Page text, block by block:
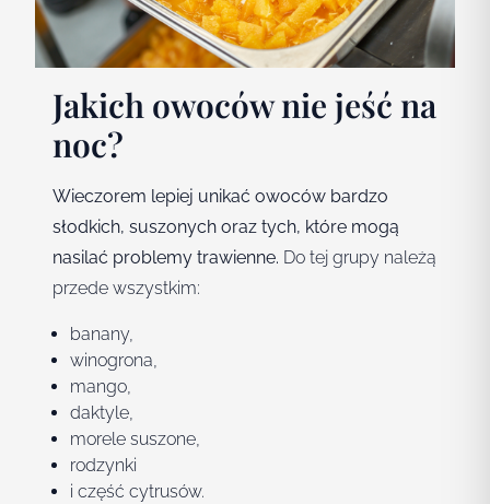
Jakich owoców nie jeść na
noc?
Wieczorem lepiej unikać owoców bardzo
słodkich, suszonych oraz tych, które mogą
nasilać problemy trawienne. Do tej grupy należą
przede wszystkim:
banany,
winogrona,
mango,
daktyle,
morele suszone,
rodzynki
i część cytrusów.